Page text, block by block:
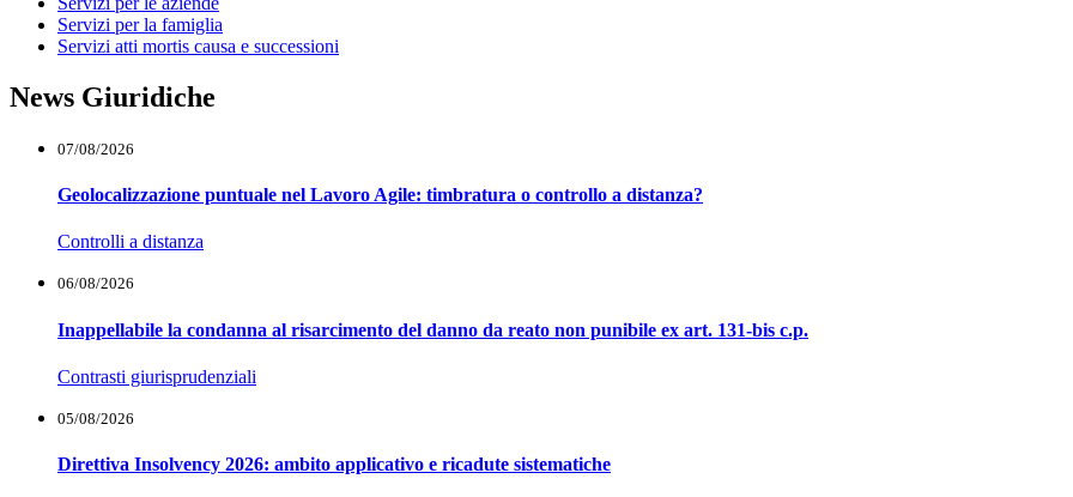
Servizi per la famiglia
Servizi atti mortis causa e successioni
News Giuridiche
07/08/2026
Geolocalizzazione puntuale nel Lavoro Agile: timbratura o controllo a distanza?
Controlli a distanza
06/08/2026
Inappellabile la condanna al risarcimento del danno da reato non punibile ex art. 131-bis c.p.
Contrasti giurisprudenziali
05/08/2026
Direttiva Insolvency 2026: ambito applicativo e ricadute sistematiche